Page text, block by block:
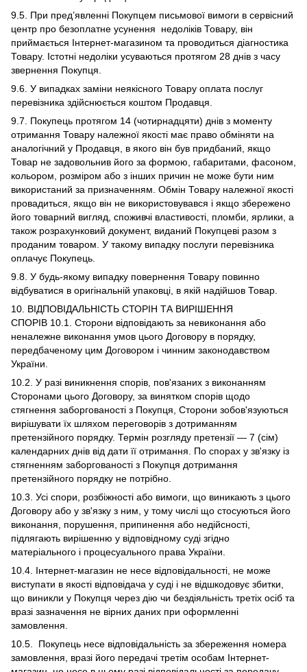
9.5. При пред’явленні Покупцем письмової вимоги в сервісний
центр про безоплатне усунення недоліків Товару, він
приймається Інтернет-магазином та проводиться діагностика
Товару. Істотні недоліки усуваються протягом 28 днів з часу
звернення Покупця.
9.6. У випадках заміни неякісного Товару оплата послуг
перевізника здійснюється коштом Продавця.
9.7. Покупець протягом 14 (чотирнадцяти) днів з моменту
отримання Товару належної якості має право обміняти на
аналогічний у Продавця, в якого він був придбаний, якщо
Товар не задовольнив його за формою, габаритами, фасоном,
кольором, розміром або з інших причин не може бути ним
використаний за призначенням. Обмін Товару належної якості
провадиться, якщо він не використовувався і якщо збережено
його товарний вигляд, споживчі властивості, пломби, ярлики, а
також розрахунковий документ, виданий Покупцеві разом з
проданим товаром. У такому випадку послуги перевізника
оплачує Покупець.
9.8. У будь-якому випадку повернення Товару повинно
відбуватися в оригінальній упаковці, в якій надійшов Товар.
10. ВІДПОВІДАЛЬНІСТЬ СТОРІН ТА ВИРІШЕННЯ
СПОРІВ 10.1. Сторони відповідають за невиконання або
неналежне виконання умов цього Договору в порядку,
передбаченому цим Договором і чинним законодавством
України.
10.2. У разі виникнення спорів, пов'язаних з виконанням
Сторонами цього Договору, за винятком спорів щодо
стягнення заборгованості з Покупця, Сторони зобов'язуються
вирішувати їх шляхом переговорів з дотриманням
претензійного порядку. Термін розгляду претензії — 7 (сім)
календарних днів від дати її отримання. По спорах у зв'язку із
стягненням заборгованості з Покупця дотримання
претензійного порядку не потрібно.
10.3. Усі спори, розбіжності або вимоги, що виникають з цього
Договору або у зв'язку з ним, у тому числі що стосуються його
виконання, порушення, припинення або недійсності,
підлягають вирішенню у відповідному суді згідно
матеріального і процесуального права України.
10.4. Інтернет-магазин не несе відповідальності, не може
виступати в якості відповідача у суді і не відшкодовує збитки,
що виникли у Покупця через дію чи бездіяльність третіх осіб та
вразі зазначення не вірних даних при оформленні
замовлення.
10.5. Покупець несе відповідальність за збереження номера
замовлення, вразі його передачі третім особам Інтернет-